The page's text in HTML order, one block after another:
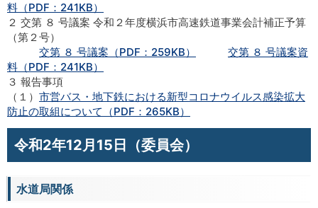
料（PDF：241KB）
２ 交第 ８ 号議案 令和２年度横浜市高速鉄道事業会計補正予算
（第２号）
交第 ８ 号議案（PDF：259KB）
交第 ８ 号議案資
料（PDF：241KB）
３ 報告事項
（１） 市営バス・地下鉄における新型コロナウイルス感染拡大
防止の取組について（PDF：265KB）
令和2年12月15日（委員会）
水道局関係